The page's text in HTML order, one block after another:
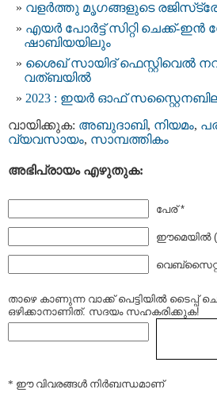
വളർത്തു മൃഗങ്ങളുടെ
എയർ പോർട്ട് സിറ്റി ചെക്ക്-
ഷാബിയയിലും
ശൈഖ് സായിദ് ഫെസ്റ്റിവെല്‍
വത്ബയില്‍
2023 : ഇയർ ഓഫ്
വായിക്കുക: അബുദാബി, നിയമം,
വ്യവസായം, സാമ്പത്തികം
അഭിപ്രായം എഴുതുക:
പേര് *
ഈമെയില്‍
താഴെ കാണുന്ന വാക്ക് പെട്ടിയില്‍
ഒഴിക്കാനാണിത്. സദയം സഹകരിക്കുക!
* ഈ വിവരങ്ങള്‍ നിര്‍ബന്ധമാണ്